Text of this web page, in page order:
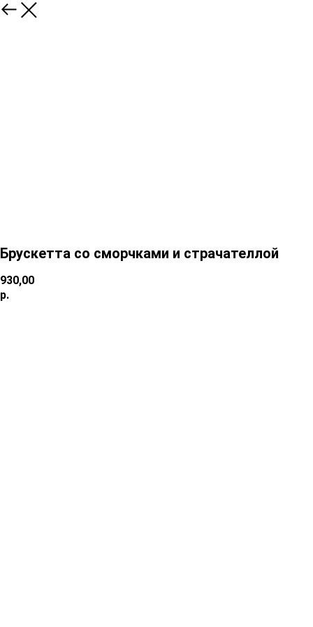
Брускетта со сморчками и страчателлой
930,00
р.